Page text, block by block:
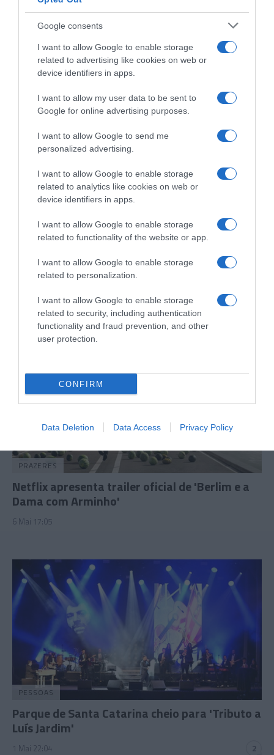
Google consents
I want to allow Google to enable storage
related to advertising like cookies on web or
device identifiers in apps.
I want to allow my user data to be sent to
Google for online advertising purposes.
I want to allow Google to send me
personalized advertising.
I want to allow Google to enable storage
related to analytics like cookies on web or
device identifiers in apps.
I want to allow Google to enable storage
related to functionality of the website or app.
I want to allow Google to enable storage
related to personalization.
I want to allow Google to enable storage
related to security, including authentication
functionality and fraud prevention, and other
user protection.
CONFIRM
Data Deletion Data Access Privacy Policy
PRAZERES
Grupo Vila Baleira lança campanha exclusiva
para residentes
LovelyStay consolida presença na Madeira
13 Mai 15:52
PRAZERES
Netflix apresenta trailer oficial de 'Berlim e a
Dama com Arminho'
6 Mai 17:05
PESSOAS
Parque de Santa Catarina cheio para 'Tributo a
Luís Jardim'
1 Mai 22:04 2